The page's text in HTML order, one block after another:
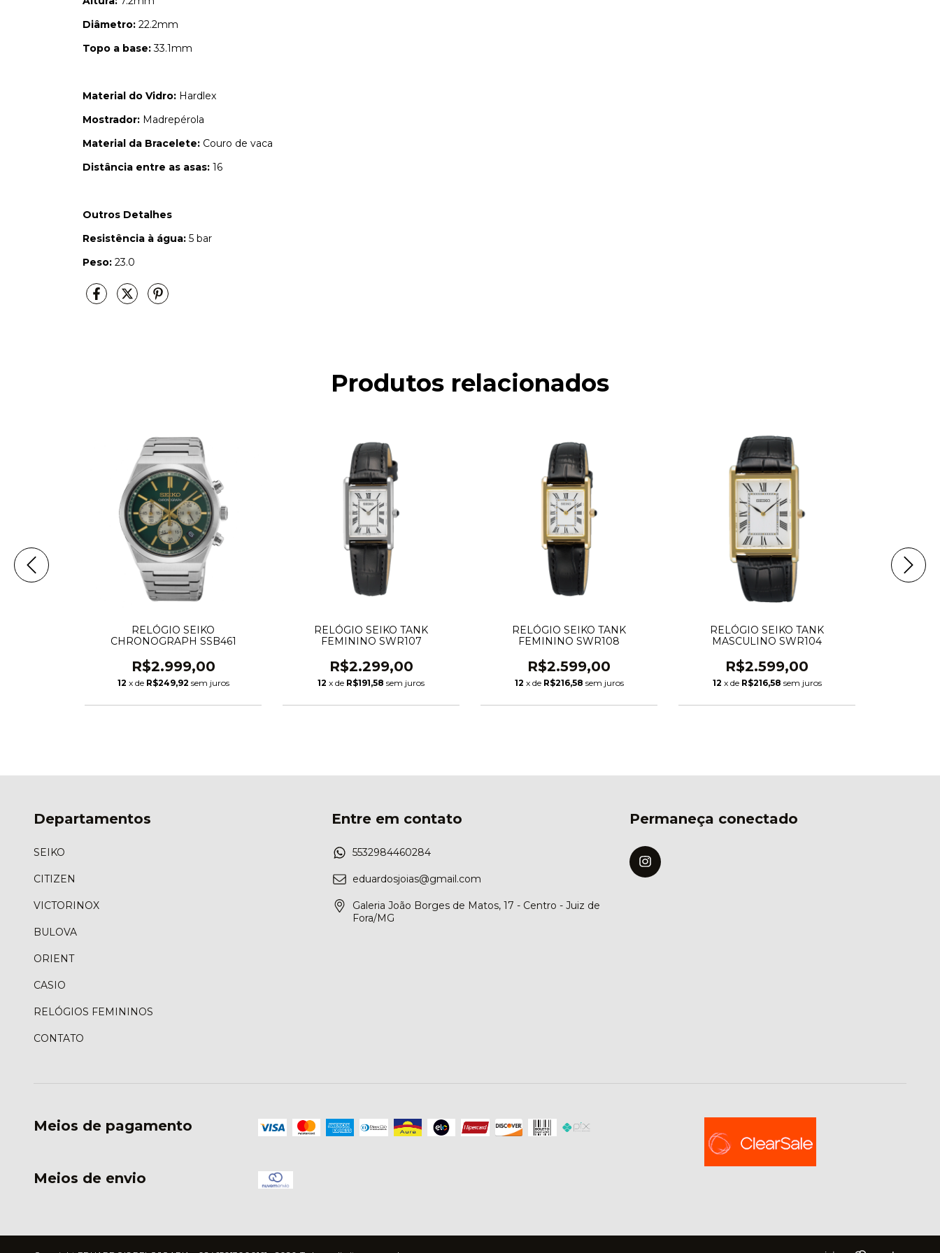
Diâmetro: 22.2mm
Topo a base:33.1mm
Material do Vidro: Hardlex
Mostrador: Madrepérola
Material da Bracelete: Couro de vaca
Distância entre as asas: 16
Outros Detalhes
Resistência à água: 5 bar
Peso: 23.0
Produtos relacionados
RELÓGIO SEIKO
CHRONOGRAPH SSB461
R$2.999,00
12 x de R$249,92 sem juros
RELÓGIO SEIKO TANK
FEMININO SWR107
R$2.299,00
12 x de R$191,58 sem juros
RELÓGIO SEIKO TANK
FEMININO SWR108
R$2.599,00
12 x de R$216,58 sem juros
RELÓGIO SEIKO TANK
MASCULINO SWR104
R$2.599,00
12 x de R$216,58 sem juros
Departamentos
SEIKO
CITIZEN
VICTORINOX
BULOVA
ORIENT
CASIO
RELÓGIOS FEMININOS
CONTATO
Entre em contato
5532984460284
eduardosjoias@gmail.com
Galeria João Borges de Matos, 17 - Centro - Juiz de
Fora/MG
Permaneça conectado
Meios de pagamento
Meios de envio